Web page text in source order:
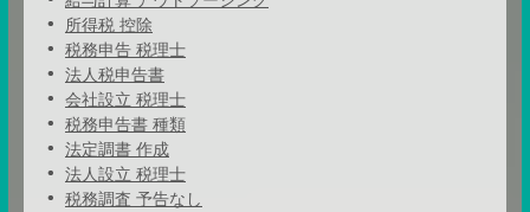
所得税 控除
税務申告 税理士
法人税申告書
会社設立 税理士
税務申告書 種類
法定調書 作成
法人設立 税理士
税務調査 予告なし